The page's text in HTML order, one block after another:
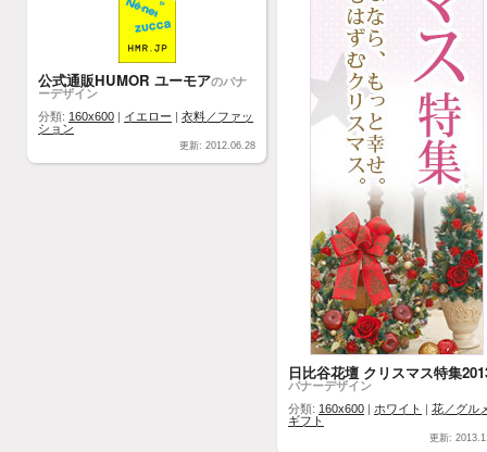
日比谷花壇 クリスマス特集
バナーデザイン
分類: 160x600 | ホワイト | 花／グル
ギフト
更新:
公式通販HUMOR ユーモアのバナ
ーデザイン
分類: 160x600 | イエロー | 衣料／ファッ
ション
更新: 2012.06.28